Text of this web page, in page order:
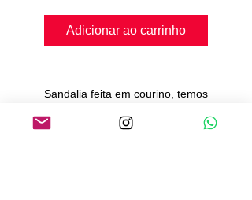
Adicionar ao carrinho
Sandalia feita em courino, temos
palmilha conforte